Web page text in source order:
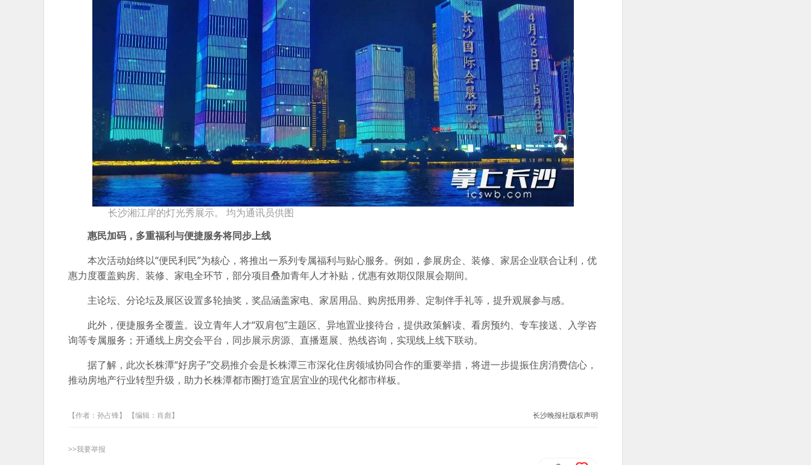
长沙湘江岸的灯光秀展示。 均为通讯员供图
惠民加码，多重福利与便捷服务将同步上线
本次活动始终以“便民利民”为核心，将推出一系列专属福利与贴心服务。例如，参展房企、装修、家居企业联合让利，优
惠力度覆盖购房、装修、家电全环节，部分项目叠加青年人才补贴，优惠有效期仅限展会期间。
主论坛、分论坛及展区设置多轮抽奖，奖品涵盖家电、家居用品、购房抵用券、定制伴手礼等，提升观展参与感。
此外，便捷服务全覆盖。设立青年人才“双肩包”主题区、异地置业接待台，提供政策解读、看房预约、专车接送、入学咨
询等专属服务；开通线上房交会平台，同步展示房源、直播逛展、热线咨询，实现线上线下联动。
据了解，此次长株潭“好房子”交易推介会是长株潭三市深化住房领域协同合作的重要举措，将进一步提振住房消费信心，
推动房地产行业转型升级，助力长株潭都市圈打造宜居宜业的现代化都市样板。
【作者：孙占锋】 【编辑：肖彪】 长沙晚报社版权声明
>>我要举报